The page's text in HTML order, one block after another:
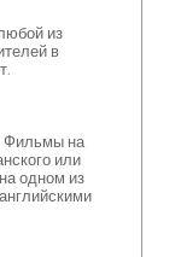
из
в
Фильмы на
или
одном из